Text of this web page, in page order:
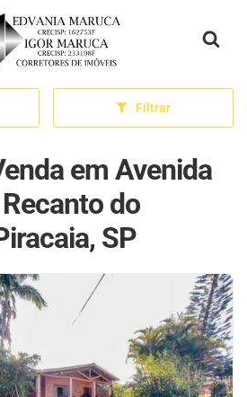
inicial
Filtrar
em Avenida
do
SP